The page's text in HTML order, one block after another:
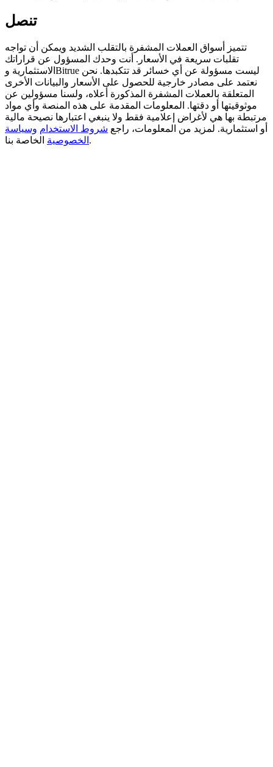
Share 500000 CASHCAT prize pool
Exclusive for BitMart Users
Register & Trade to Win 500,000 USDT
تنصل
تتميز أسواق العملات المشفرة بالتقلب الشديد ويمكن أن تواجه
تقلبات سريعة في الأسعار. أنت وحدك المسؤول عن قراراتك
الاستثمارية وBitrue ليست مسؤولة عن أي خسائر قد تتكبدها. نحن
نعتمد على مصادر خارجية للحصول على الأسعار والبيانات الأخرى
المتعلقة بالعملات المشفرة المذكورة أعلاه، ولسنا مسؤولين عن
موثوقيتها أو دقتها. المعلومات المقدمة على هذه المنصة وأي مواد
مرتبطة بها هي لأغراض إعلامية فقط ولا ينبغي اعتبارها نصيحة مالية
أو استثمارية. لمزيد من المعلومات، راجع شروط الاستخدام وسياسة
الخصوصية الخاصة بنا.